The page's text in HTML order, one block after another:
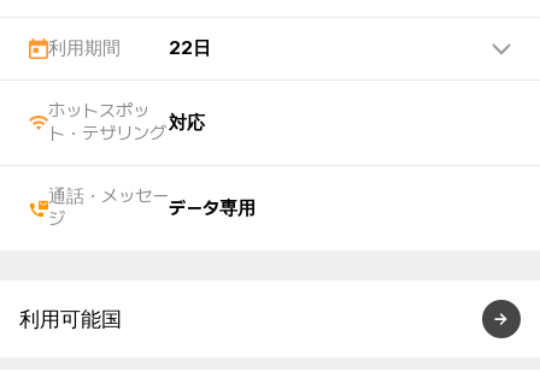
利用期間 22日
ホットスポッ
ト・テザリング
対応
通話・メッセー
ジ
データ専用
利用可能国